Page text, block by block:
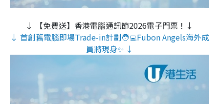
↓ 【免費送】香港電腦通訊節2026電子門票！↓
↓ 首創舊電腦即場Trade-in計劃🧑‍💻Fubon Angels海外成
員將現身✨ ↓